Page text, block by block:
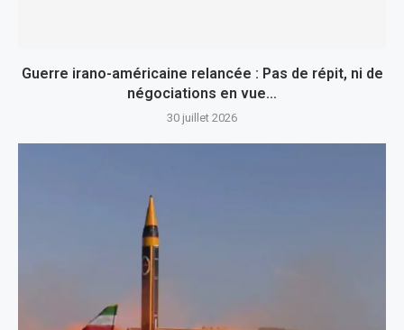
Guerre irano-américaine relancée : Pas de répit, ni de
négociations en vue…
30 juillet 2026